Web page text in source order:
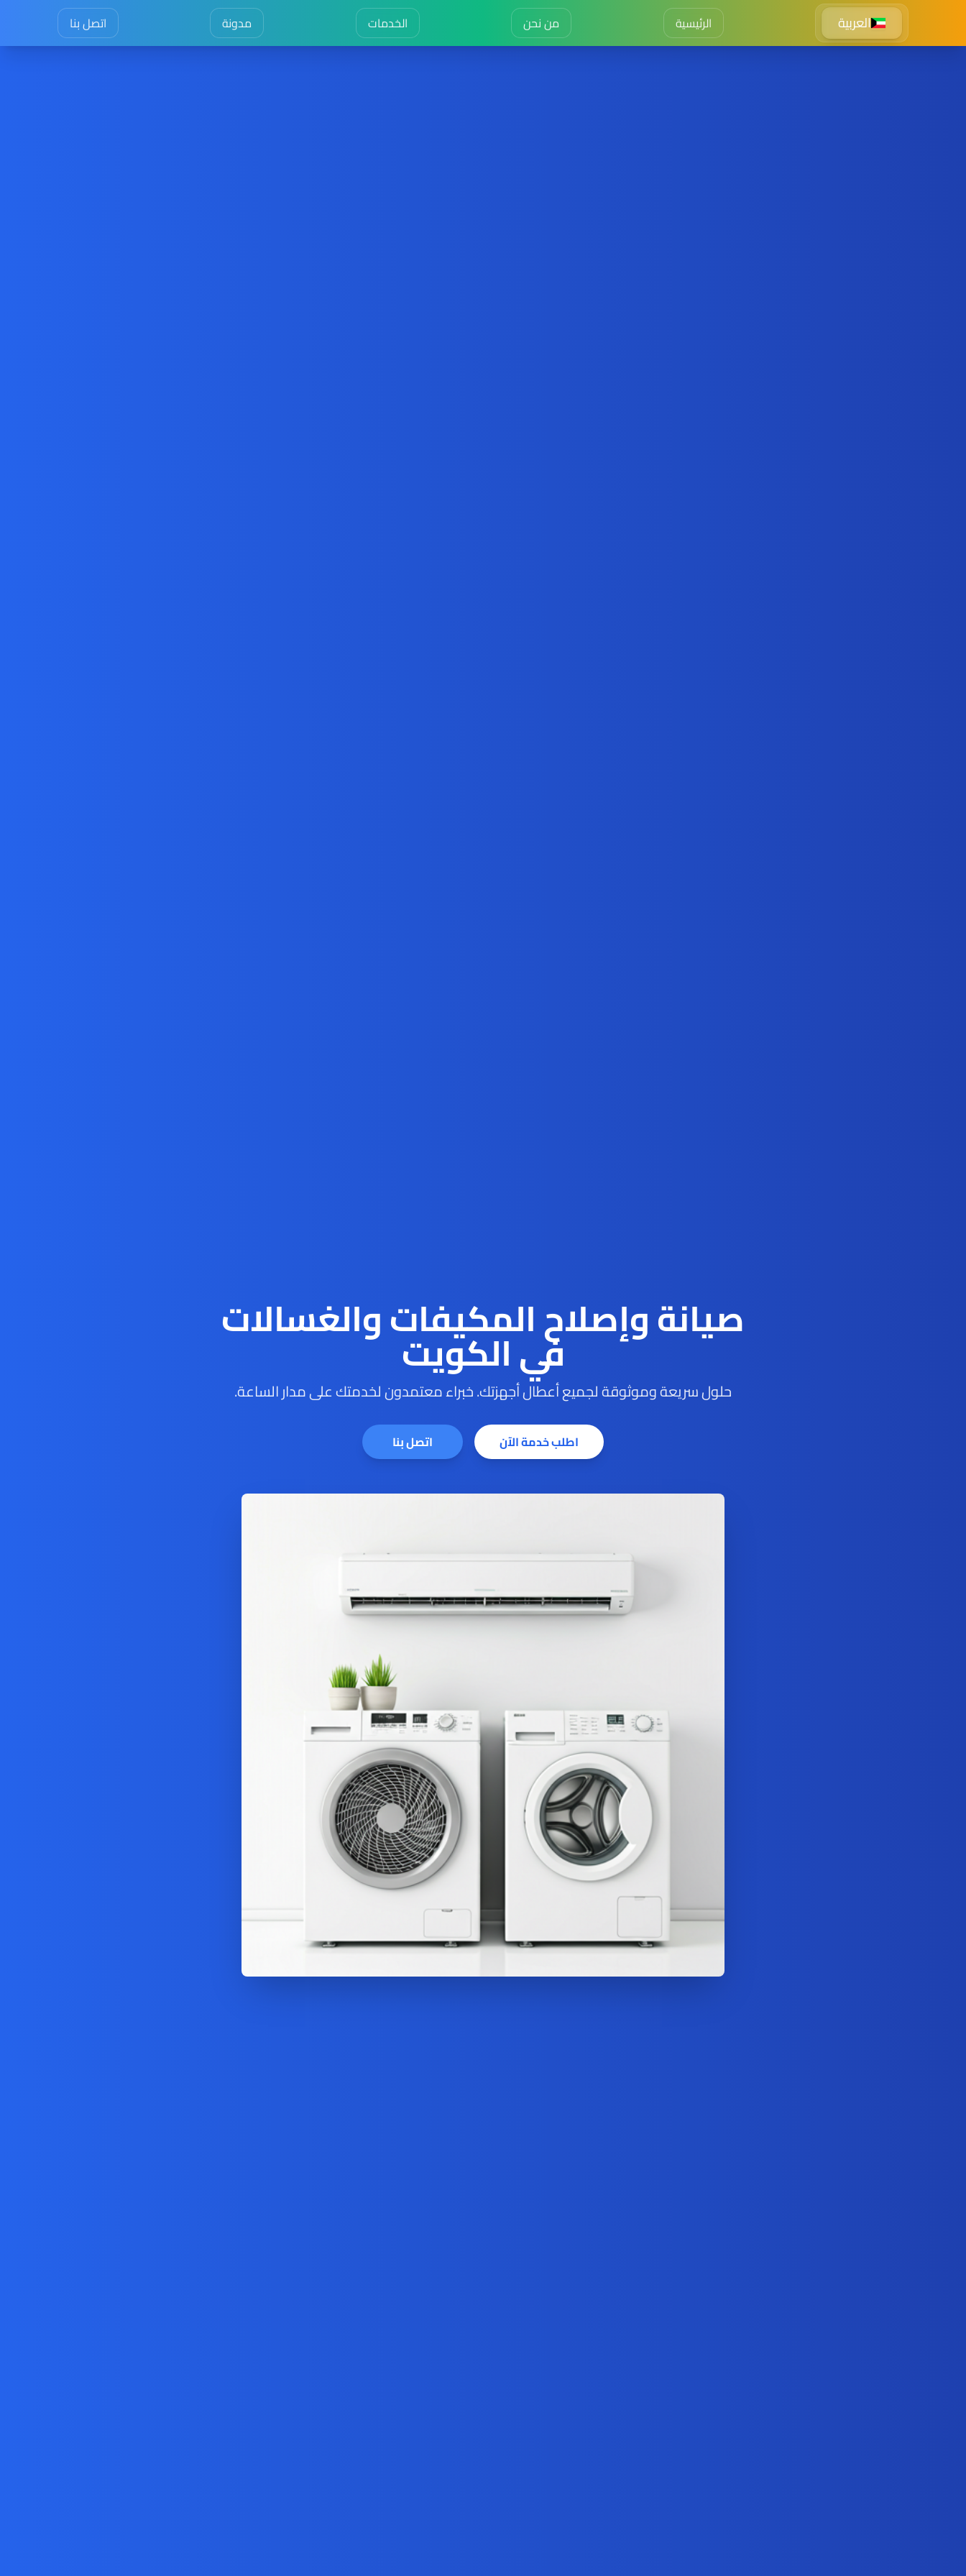
العربية الرئيسية من نحن الخدمات مدونة اتصل بنا
صيانة وإصلاح المكيفات والغسالات
في الكويت
حلول سريعة وموثوقة لجميع أعطال أجهزتك. خبراء معتمدون لخدمتك على مدار الساعة.
اطلب خدمة الآن اتصل بنا